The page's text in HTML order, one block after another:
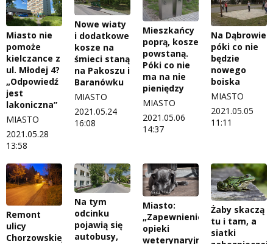
Miasto nie
pomoże
kielczance z
ul. Młodej 4?
„Odpowiedź
jest
lakoniczna”
MIASTO
2021.05.28
13:58
Nowe wiaty
i dodatkowe
kosze na
śmieci staną
na Pakoszu i
Baranówku
MIASTO
2021.05.24
16:08
Mieszkańcy
poprą, kosze
powstaną.
Póki co nie
ma na nie
pieniędzy
MIASTO
2021.05.06
14:37
Na Dąbrowie
póki co nie
będzie
nowego
boiska
MIASTO
2021.05.05
11:11
Remont
ulicy
Chorzowskiej
Na tym
odcinku
pojawią się
autobusy,
Miasto:
„Zapewnienie
opieki
weterynaryjnej
Żaby skaczą
tu i tam, a
siatki